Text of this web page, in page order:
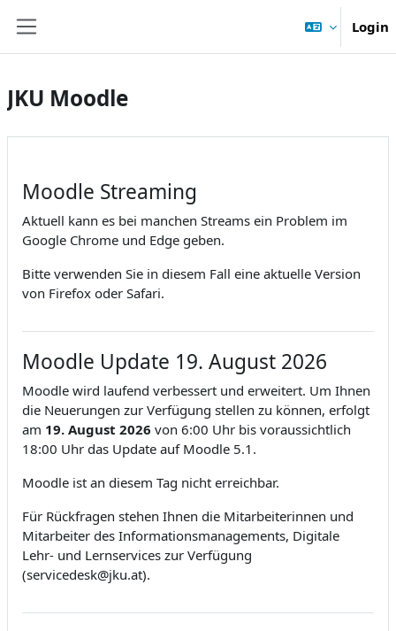
Login
JKU Moodle
Moodle Streaming
Aktuell kann es bei manchen Streams ein Problem im
Google Chrome und Edge geben.
Bitte verwenden Sie in diesem Fall eine aktuelle Version
von Firefox oder Safari.
Moodle Update 19. August 2026
Moodle wird laufend verbessert und erweitert. Um Ihnen
die Neuerungen zur Verfügung stellen zu können, erfolgt
am 19. August 2026 von 6:00 Uhr bis voraussichtlich
18:00 Uhr das Update auf Moodle 5.1.
Moodle ist an diesem Tag nicht erreichbar.
Für Rückfragen stehen Ihnen die Mitarbeiterinnen und
Mitarbeiter des Informationsmanagements, Digitale
Lehr- und Lernservices zur Verfügung
(servicedesk@jku.at).